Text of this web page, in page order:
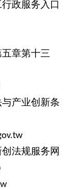
政服务入口
章第十三
产业创新条
创法规服务网